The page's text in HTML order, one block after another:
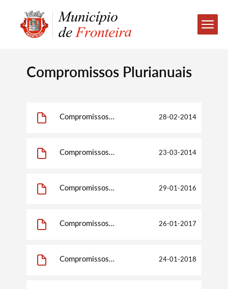
Compromissos Plurianuais
Compromissos
28-02-2014
Compromissos
23-03-2014
Compromissos
29-01-2016
Compromissos
26-01-2017
Compromissos
24-01-2018